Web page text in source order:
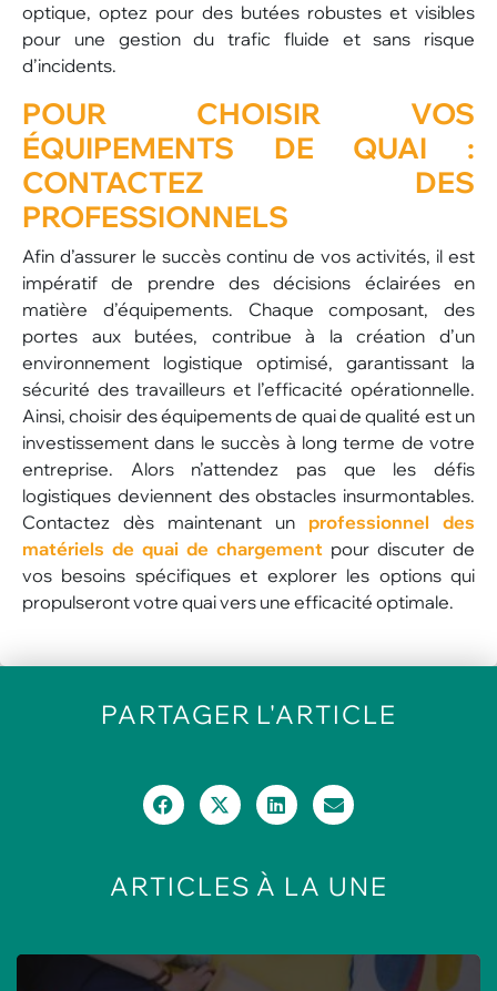
optique, optez pour des butées robustes et visibles
pour une gestion du trafic fluide et sans risque
d’incidents.
POUR CHOISIR VOS
ÉQUIPEMENTS DE QUAI :
CONTACTEZ DES
PROFESSIONNELS
Afin d’assurer le succès continu de vos activités, il est
impératif de prendre des décisions éclairées en
matière d’équipements. Chaque composant, des
portes aux butées, contribue à la création d’un
environnement logistique optimisé, garantissant la
sécurité des travailleurs et l’efficacité opérationnelle.
Ainsi, choisir des équipements de quai de qualité est un
investissement dans le succès à long terme de votre
entreprise. Alors n’attendez pas que les défis
logistiques deviennent des obstacles insurmontables.
Contactez dès maintenant un professionnel des
matériels de quai de chargement pour discuter de
vos besoins spécifiques et explorer les options qui
propulseront votre quai vers une efficacité optimale.
PARTAGER L'ARTICLE
ARTICLES À LA UNE